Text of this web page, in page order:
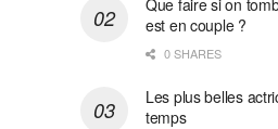
est en couple ?
0 SHARES
Les plus belles
temps